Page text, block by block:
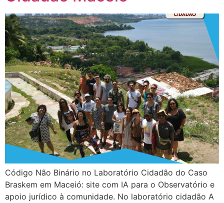
Código Não Binário no Laboratório Cidadão do Caso
Braskem em Maceió: site com IA para o Observatório e
apoio jurídico à comunidade. No laboratório cidadão A